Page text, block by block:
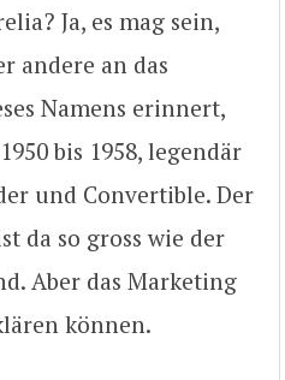
Ja, es mag sein,
andere an das
Namens erinnert,
bis 1958, legendär
und Convertible. Der
da so gross wie der
Aber das Marketing
können.